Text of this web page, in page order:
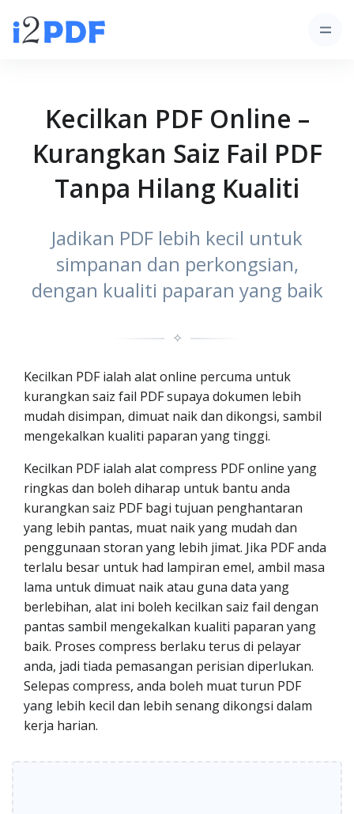
Kecilkan PDF Online –
Kurangkan Saiz Fail PDF
Tanpa Hilang Kualiti
Jadikan PDF lebih kecil untuk
simpanan dan perkongsian,
dengan kualiti paparan yang baik
✧
Kecilkan PDF ialah alat online percuma untuk
kurangkan saiz fail PDF supaya dokumen lebih
mudah disimpan, dimuat naik dan dikongsi, sambil
mengekalkan kualiti paparan yang tinggi.
Kecilkan PDF ialah alat compress PDF online yang
ringkas dan boleh diharap untuk bantu anda
kurangkan saiz PDF bagi tujuan penghantaran
yang lebih pantas, muat naik yang mudah dan
penggunaan storan yang lebih jimat. Jika PDF anda
terlalu besar untuk had lampiran emel, ambil masa
lama untuk dimuat naik atau guna data yang
berlebihan, alat ini boleh kecilkan saiz fail dengan
pantas sambil mengekalkan kualiti paparan yang
baik. Proses compress berlaku terus di pelayar
anda, jadi tiada pemasangan perisian diperlukan.
Selepas compress, anda boleh muat turun PDF
yang lebih kecil dan lebih senang dikongsi dalam
kerja harian.